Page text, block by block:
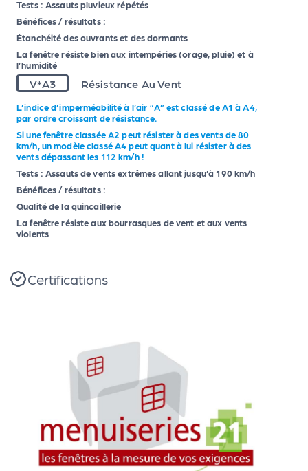
Tests : Assauts pluvieux répétés
Bénéfices / résultats :
Étanchéité des ouvrants et des dormants
La fenêtre résiste bien aux intempéries (orage, pluie) et à
l’humidité
V*A3 Résistance Au Vent
L’indice d’imperméabilité à l’air “A” est classé de A1 à A4,
par ordre croissant de résistance.
Si une fenêtre classée A2 peut résister à des vents de 80
km/h, un modèle classé A4 peut quant à lui résister à des
vents dépassant les 112 km/h !
Tests : Assauts de vents extrêmes allant jusqu’à 190 km/h
Bénéfices / résultats :
Qualité de la quincaillerie
La fenêtre résiste aux bourrasques de vent et aux vents
violents
Certifications